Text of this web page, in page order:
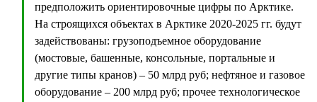
предположить ориентировочные цифры по Арктике.
На строящихся объектах в Арктике 2020-2025 гг. будут
задействованы: грузоподъемное оборудование
(мостовые, башенные, консольные, портальные и
другие типы кранов) – 50 млрд руб; нефтяное и газовое
оборудование – 200 млрд руб; прочее технологическое